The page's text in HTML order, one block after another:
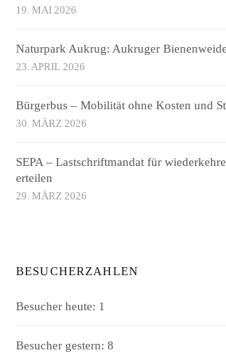
19. MAI 2026
Naturpark Aukrug: Aukruger
23. APRIL 2026
Bürgerbus – Mobilität ohne Kosten und
30. MÄRZ 2026
SEPA – Lastschriftmandat für
erteilen
29. MÄRZ 2026
BESUCHERZAHLEN
Besucher heute: 1
Besucher gestern: 8